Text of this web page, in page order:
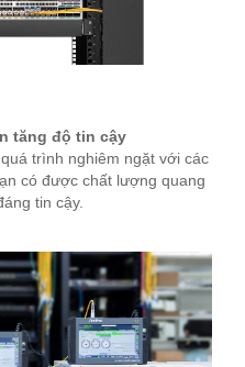
tăng độ tin cậy
trình nghiêm ngặt với các
có được chất lượng quang
tin cậy.